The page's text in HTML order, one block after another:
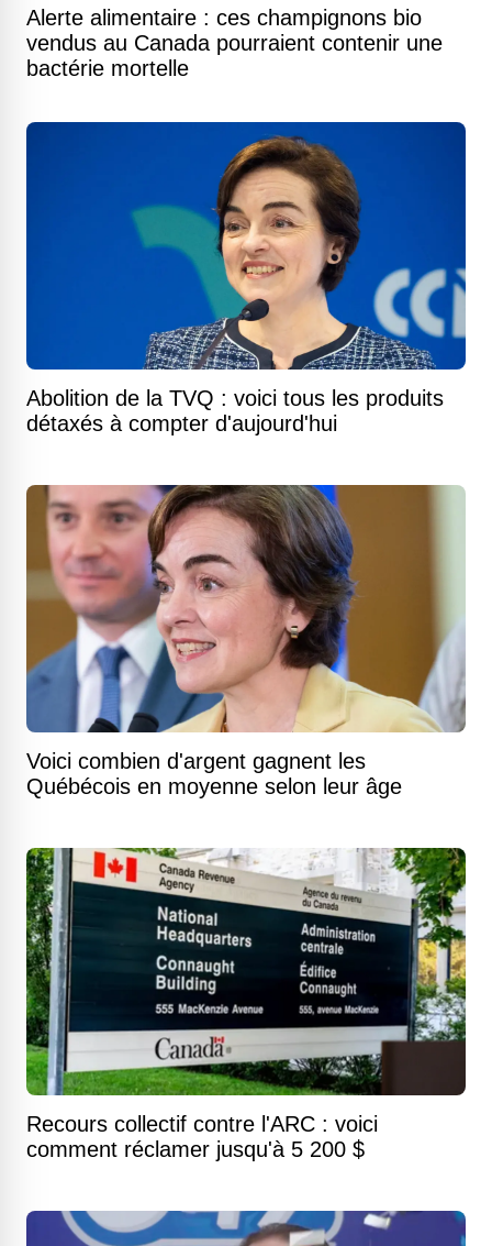
Alerte alimentaire : ces champignons bio
vendus au Canada pourraient contenir une
bactérie mortelle
Abolition de la TVQ : voici tous les produits
détaxés à compter d'aujourd'hui
Voici combien d'argent gagnent les
Québécois en moyenne selon leur âge
Recours collectif contre l'ARC : voici
comment réclamer jusqu'à 5 200 $